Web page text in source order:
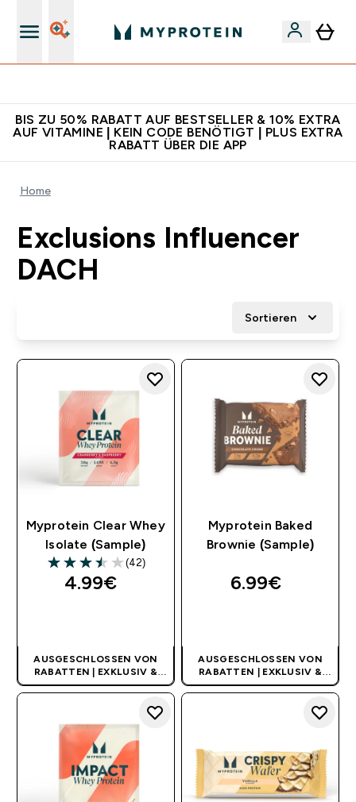
BIS ZU 50% RABATT AUF BESTSELLER & 10% EXTRA
AUF VITAMINE | KEIN CODE BENÖTIGT | PLUS EXTRA
RABATT ÜBER DIE APP
Home
Exclusions Influencer
DACH
Sortieren
Myprotein Clear Whey
Isolate (Sample)
3.48 out of 5 stars
(42)
4.99€‎
AUSGESCHLOSSEN VON
RABATTEN | EXKLUSIV &
LIMITIERT
Myprotein Baked
Brownie (Sample)
6.99€‎
AUSGESCHLOSSEN VON
RABATTEN | EXKLUSIV &
LIMITIERT